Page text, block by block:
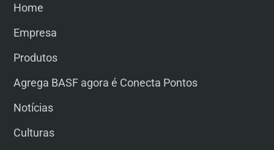
Home
Empresa
Produtos
Agrega BASF agora é Conecta Pontos
Notícias
Culturas